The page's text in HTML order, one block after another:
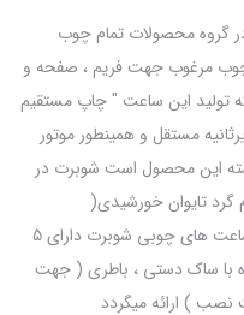
دیواری شوبرت با نام تجاری 6440 در گروه محصولات تمام چوب
چوب مرغوب جهت فریم ، صفحه و
تولید این ساعت " چاپ مستقیم
مستقل و همینطور موتور
این محصول است شوبرت در
گرد تایوان خورشیدی(
YOUNGTOWN) بهره برده است .تمامی ساعت های چوبی شوبرت دارای 5
با ساک دستی ، باطری ( جهت
نصب ) ارائه میگردد